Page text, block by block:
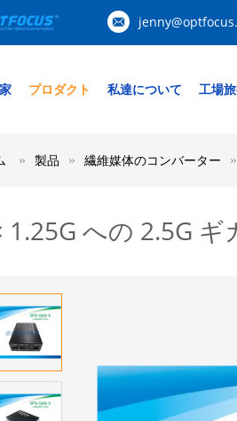
家 プロダクト 私達について 工場
製品 繊維媒体のコンバーター
1.25G への 2.5G